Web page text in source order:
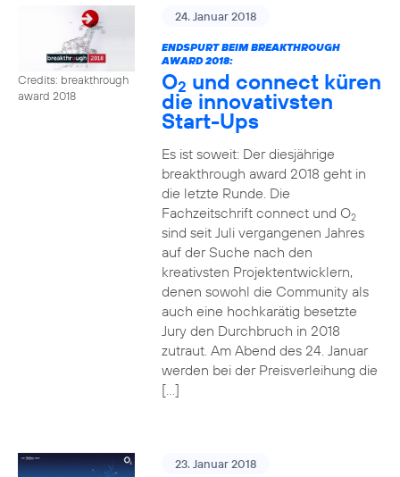
Credits: breakthrough
award 2018
24. Januar 2018
ENDSPURT BEIM BREAKTHROUGH
AWARD 2018:
O2 und connect küren
die innovativsten
Start-Ups
Es ist soweit: Der diesjährige
breakthrough award 2018 geht in
die letzte Runde. Die
Fachzeitschrift connect und O2
sind seit Juli vergangenen Jahres
auf der Suche nach den
kreativsten Projektentwicklern,
denen sowohl die Community als
auch eine hochkarätig besetzte
Jury den Durchbruch in 2018
zutraut. Am Abend des 24. Januar
werden bei der Preisverleihung die
[…]
23. Januar 2018